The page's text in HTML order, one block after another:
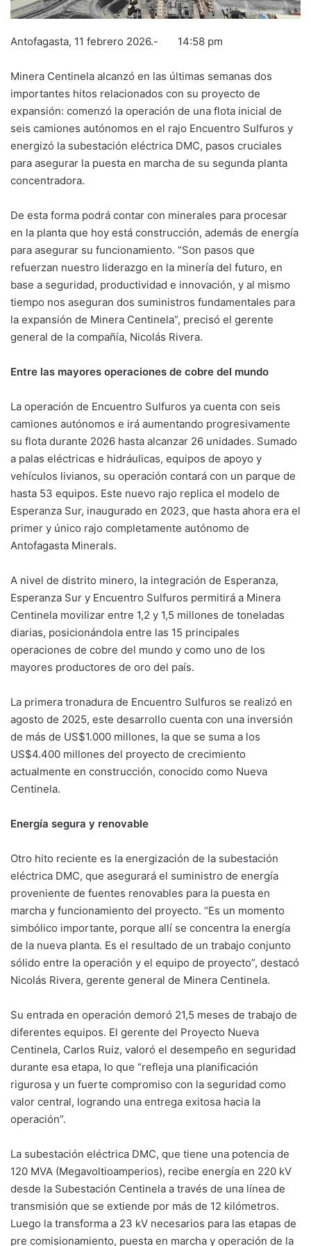
Antofagasta, 11 febrero 2026.- 14:58 pm
Minera Centinela alcanzó en las últimas semanas dos
importantes hitos relacionados con su proyecto de
expansión: comenzó la operación de una flota inicial de
seis camiones autónomos en el rajo Encuentro Sulfuros y
energizó la subestación eléctrica DMC, pasos cruciales
para asegurar la puesta en marcha de su segunda planta
concentradora.
De esta forma podrá contar con minerales para procesar
en la planta que hoy está construcción, además de energía
para asegurar su funcionamiento. “Son pasos que
refuerzan nuestro liderazgo en la minería del futuro, en
base a seguridad, productividad e innovación, y al mismo
tiempo nos aseguran dos suministros fundamentales para
la expansión de Minera Centinela”, precisó el gerente
general de la compañía, Nicolás Rivera.
Entre las mayores operaciones de cobre del mundo
La operación de Encuentro Sulfuros ya cuenta con seis
camiones autónomos e irá aumentando progresivamente
su flota durante 2026 hasta alcanzar 26 unidades. Sumado
a palas eléctricas e hidráulicas, equipos de apoyo y
vehículos livianos, su operación contará con un parque de
hasta 53 equipos. Este nuevo rajo replica el modelo de
Esperanza Sur, inaugurado en 2023, que hasta ahora era el
primer y único rajo completamente autónomo de
Antofagasta Minerals.
A nivel de distrito minero, la integración de Esperanza,
Esperanza Sur y Encuentro Sulfuros permitirá a Minera
Centinela movilizar entre 1,2 y 1,5 millones de toneladas
diarias, posicionándola entre las 15 principales
operaciones de cobre del mundo y como uno de los
mayores productores de oro del país.
La primera tronadura de Encuentro Sulfuros se realizó en
agosto de 2025, este desarrollo cuenta con una inversión
de más de US$1.000 millones, la que se suma a los
US$4.400 millones del proyecto de crecimiento
actualmente en construcción, conocido como Nueva
Centinela.
Energía segura y renovable
Otro hito reciente es la energización de la subestación
eléctrica DMC, que asegurará el suministro de energía
proveniente de fuentes renovables para la puesta en
marcha y funcionamiento del proyecto. “Es un momento
simbólico importante, porque allí se concentra la energía
de la nueva planta. Es el resultado de un trabajo conjunto
sólido entre la operación y el equipo de proyecto”, destacó
Nicolás Rivera, gerente general de Minera Centinela.
Su entrada en operación demoró 21,5 meses de trabajo de
diferentes equipos. El gerente del Proyecto Nueva
Centinela, Carlos Ruiz, valoró el desempeño en seguridad
durante esa etapa, lo que “refleja una planificación
rigurosa y un fuerte compromiso con la seguridad como
valor central, logrando una entrega exitosa hacia la
operación”.
La subestación eléctrica DMC, que tiene una potencia de
120 MVA (Megavoltioamperios), recibe energía en 220 kV
desde la Subestación Centinela a través de una línea de
transmisión que se extiende por más de 12 kilómetros.
Luego la transforma a 23 kV necesarios para las etapas de
pre comisionamiento, puesta en marcha y operación de la